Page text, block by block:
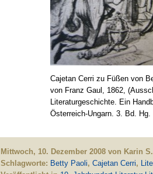
Cajetan Cerri zu Füßen von
von Franz Gaul, 1862,
Literaturgeschichte. Ein
Österreich-Ungarn. 3. Bd.
Mittwoch, 10. Dezember 2008 von Karin
Schlagworte: Betty Paoli, Cajetan Cerri,